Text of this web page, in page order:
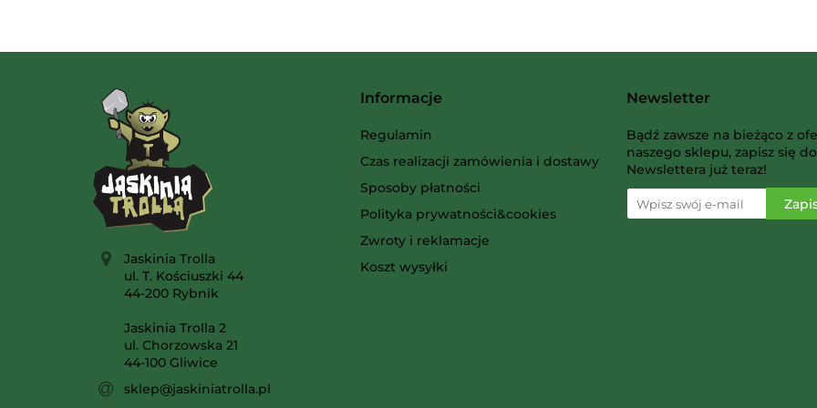
AMIGO Spiel
Jaskinia Trolla
ul. T. Kościuszki 44
44-200 Rybnik
Jaskinia Trolla 2
ul. Chorzowska 21
44-100 Gliwice
sklep@jaskiniatrolla.pl
Informacje
Regulamin
Czas realizacji zamówienia i dostawy
Sposoby płatności
Polityka prywatności&cookies
Zwroty i reklamacje
Koszt wysyłki
Newsletter
Bądź zawsze na bieżąco z
naszego sklepu, zapisz się do
Newslettera już teraz!